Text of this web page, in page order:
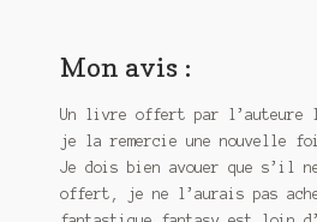
Mon avis :
Un livre offert par l’auteure
je la remercie une nouvelle
Je dois bien avouer que s’il
offert, je ne l’aurais pas